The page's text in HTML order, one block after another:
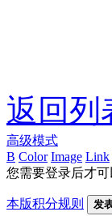
返回列
高级模式
B Color Image Link
您需要登录后才
本版积分规则 发